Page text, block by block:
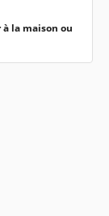
la maison ou